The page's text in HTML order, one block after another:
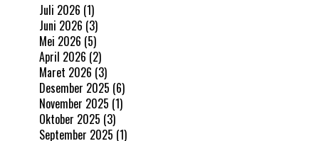
Juli 2026 (1)
Juni 2026 (3)
Mei 2026 (5)
April 2026 (2)
Maret 2026 (3)
Desember 2025 (6)
November 2025 (1)
Oktober 2025 (3)
September 2025 (1)